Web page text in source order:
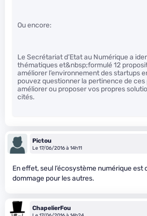
Ou encore:
Le Secrétariat d’Etat au Numérique a
thématiques et&nbsp;formulé 12
améliorer l’environnement des startups
pouvez questionner la pertinence de ces
améliorer ou proposer vos propres
cités.
Pictou
Le 17/06/2016 à 14h11
En effet, seul l’écosystème numérique est
dommage pour les autres.
ChapelierFou